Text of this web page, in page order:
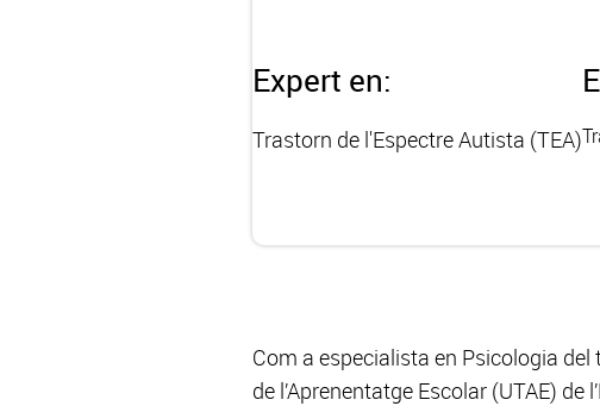
Expert en:
Trastorn de l'Espectre Autista (TEA)
Com a especialista en Psicologia
de l’Aprenentatge Escolar (UTAE)